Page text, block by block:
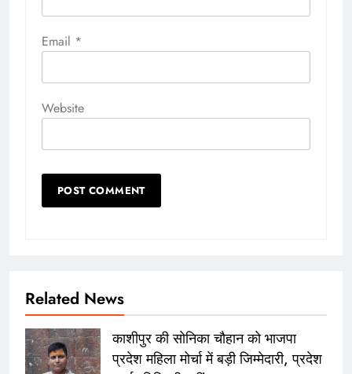
Email *
Website
Related News
काशीपुर की सोनिका चौहान को भाजपा
प्रदेश महिला मोर्चा में बड़ी जिम्मेदारी, प्रदेश